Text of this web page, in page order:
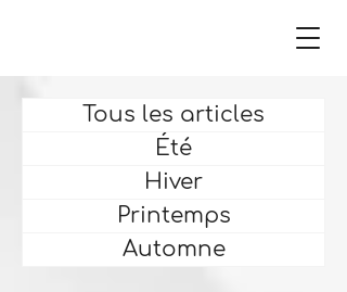
Tous les articles
Été
Hiver
Printemps
Automne